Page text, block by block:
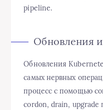
pipeline.
Обновления
Обновления
самых нервных
процесс с помощью
cordon, drain, upgrade